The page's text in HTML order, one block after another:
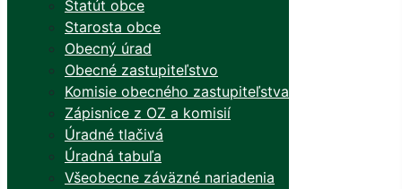
Štatút obce
Starosta obce
Obecný úrad
Obecné zastupiteľstvo
Komisie obecného zastupiteľstva
Zápisnice z OZ a komisií
Úradné tlačivá
Úradná tabuľa
Všeobecne záväzné nariadenia